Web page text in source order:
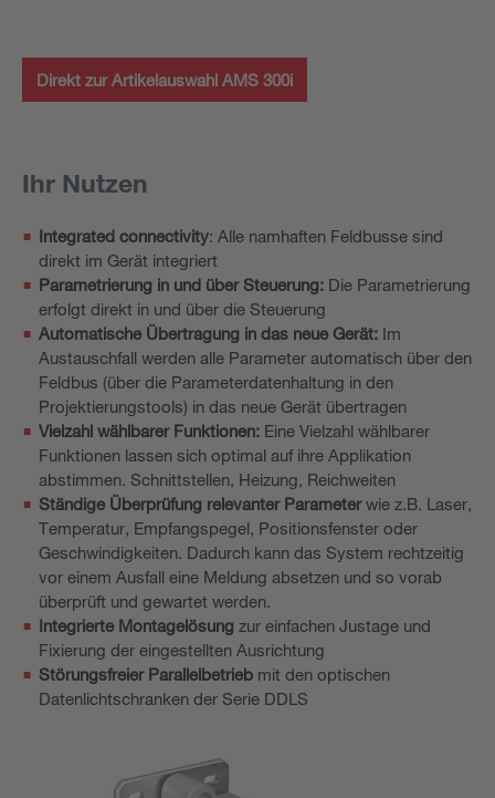
Direkt zur Artikelauswahl AMS 300i
Ihr Nutzen
Integrated connectivity: Alle namhaften Feldbusse sind
direkt im Gerät integriert
Parametrierung in und über Steuerung: Die Parametrierung
erfolgt direkt in und über die Steuerung
Automatische Übertragung in das neue Gerät: Im
Austauschfall werden alle Parameter automatisch über den
Feldbus (über die Parameterdatenhaltung in den
Projektierungstools) in das neue Gerät übertragen
Vielzahl wählbarer Funktionen: Eine Vielzahl wählbarer
Funktionen lassen sich optimal auf ihre Applikation
abstimmen. Schnittstellen, Heizung, Reichweiten
Ständige Überprüfung relevanter Parameterwie z.B. Laser,
Temperatur, Empfangspegel, Positionsfenster oder
Geschwindigkeiten. Dadurch kann das System rechtzeitig
vor einem Ausfall eine Meldung absetzen und so vorab
überprüft und gewartet werden.
Integrierte Montagelösung zur einfachen Justage und
Fixierung der eingestellten Ausrichtung
Störungsfreier Parallelbetrieb mit den optischen
Datenlichtschranken der Serie DDLS